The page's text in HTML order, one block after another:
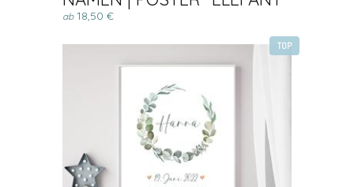
ab18,50 €
TOP